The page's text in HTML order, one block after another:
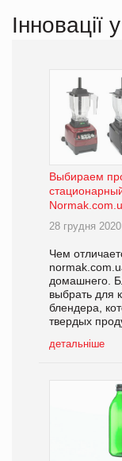
Інновації
Выбираем
28 грудня 2020
Чем
домашнего.
выбрать для
блендера,
твердых
детальніше